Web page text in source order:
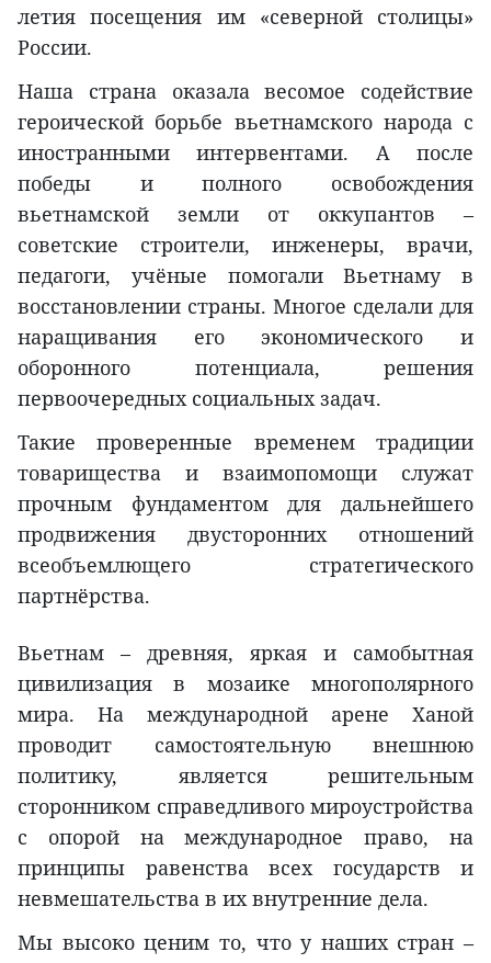
летия посещения им «северной столицы»
России.
Наша страна оказала весомое содействие
героической борьбе вьетнамского народа с
иностранными интервентами. А после
победы и полного освобождения
вьетнамской земли от оккупантов –
советские строители, инженеры, врачи,
педагоги, учёные помогали Вьетнаму в
восстановлении страны. Многое сделали для
наращивания его экономического и
оборонного потенциала, решения
первоочередных социальных задач.
Такие проверенные временем традиции
товарищества и взаимопомощи служат
прочным фундаментом для дальнейшего
продвижения двусторонних отношений
всеобъемлющего стратегического
партнёрства.
Вьетнам – древняя, яркая и самобытная
цивилизация в мозаике многополярного
мира. На международной арене Ханой
проводит самостоятельную внешнюю
политику, является решительным
сторонником справедливого мироустройства
с опорой на международное право, на
принципы равенства всех государств и
невмешательства в их внутренние дела.
Мы высоко ценим то, что у наших стран –